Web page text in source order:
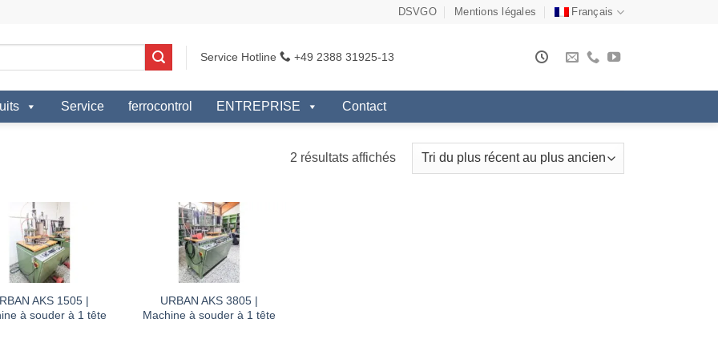
DSVGO Mentions légales Français
Service Hotline +49 2388 31925-13
Service ferrocontrol ENTREPRISE Contact
2 résultats affichésTrié
AKS 1505 |
à souder à 1 tête
URBAN AKS 3805 |
Machine à souder à 1 tête